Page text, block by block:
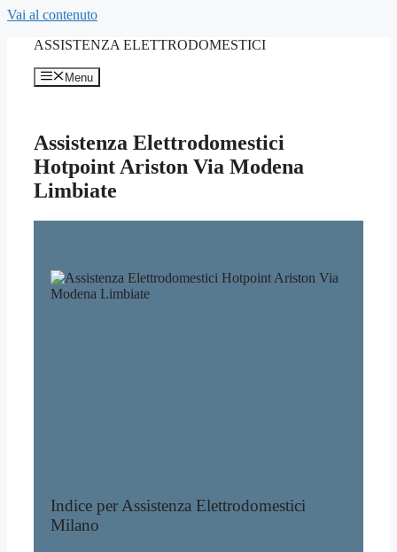
Vai al contenuto
ASSISTENZA ELETTRODOMESTICI
Menu
Assistenza Elettrodomestici
Hotpoint Ariston Via Modena
Limbiate
Indice per Assistenza Elettrodomestici
Milano